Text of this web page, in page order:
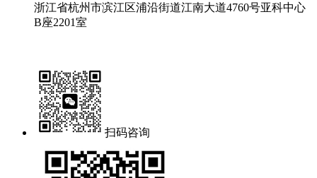
浙江省杭州市滨江区浦沿街道江南大道4760号亚科中心
B座2201室
扫码咨询